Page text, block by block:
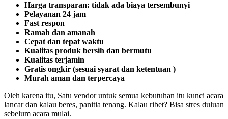
Harga transparan: tidak ada biaya tersembunyi
Pelayanan 24 jam
Fast respon
Ramah dan amanah
Cepat dan tepat waktu
Kualitas produk bersih dan bermutu
Kualitas terjamin
Gratis ongkir (sesuai syarat dan ketentuan )
Murah aman dan terpercaya
Oleh karena itu, Satu vendor untuk semua kebutuhan itu kunci acara
lancar dan kalau beres, panitia tenang. Kalau ribet? Bisa stres duluan
sebelum acara mulai.